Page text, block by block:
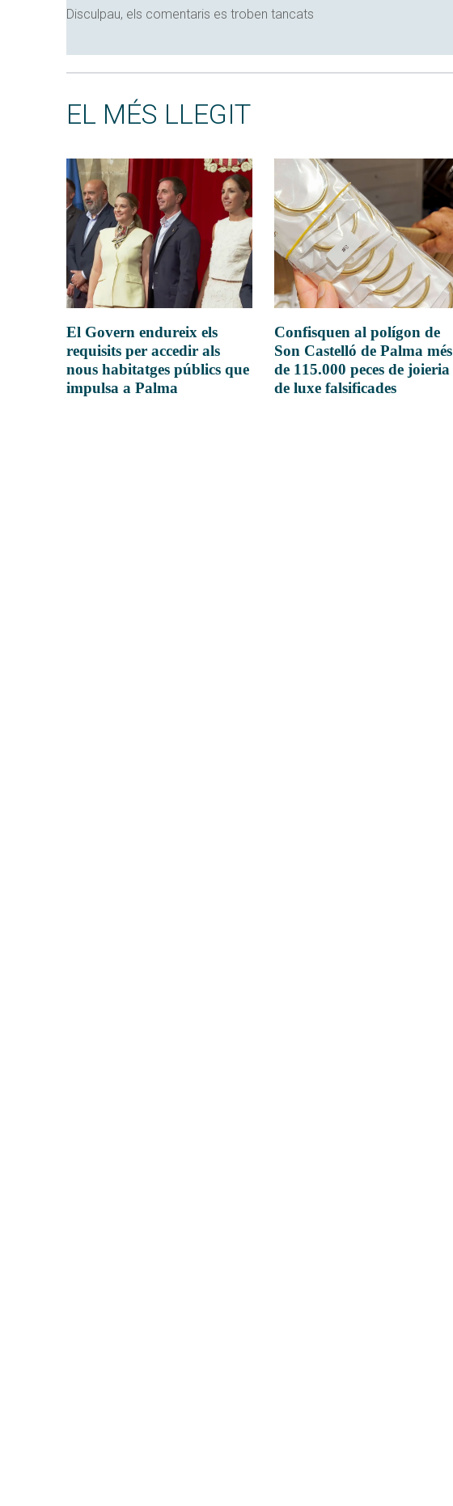
Disculpau, els comentaris es troben tancats
EL MÉS LLEGIT
El Govern endureix els
requisits per accedir als
nous habitatges públics que
impulsa a Palma
Confisquen al polígon de
Son Castelló de Palma més
de 115.000 peces de joieria
de luxe falsificades